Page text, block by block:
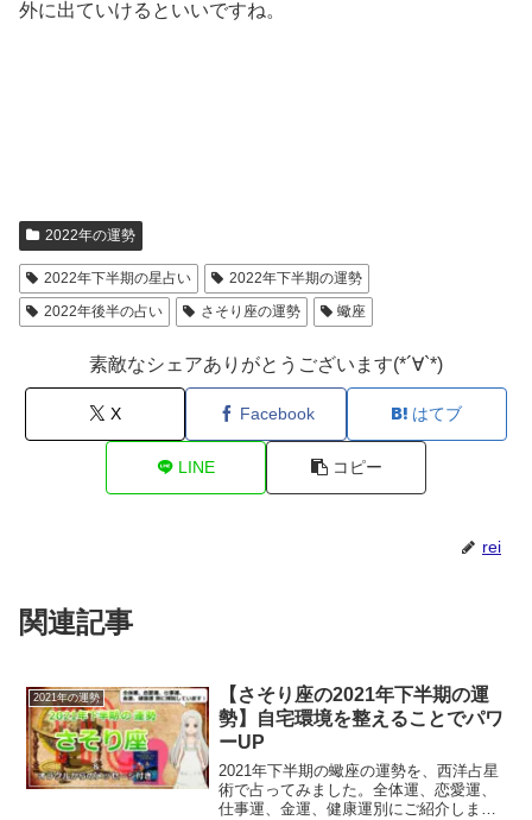
外に出ていけるといいですね。
2022年の運勢
2022年下半期の星占い
2022年下半期の運勢
2022年後半の占い
さそり座の運勢 蠍座
素敵なシェアありがとうございます(*´∀`*)
X Facebook はてブ
LINE コピー
rei
関連記事
2021年の運勢
【さそり座の2021年下半期の運
勢】自宅環境を整えることでパワ
ーUP
2021年下半期の蠍座の運勢を、西洋占星
術で占ってみました。全体運、恋愛運、
仕事運、金運、健康運別にご紹介しま